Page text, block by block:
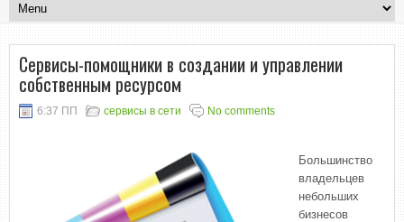
Сервисы-помощники в создании и управлении
собственным ресурсом
6:37 ПП сервисы в сети No comments
Большинство
владельцев
небольших
бизнесов